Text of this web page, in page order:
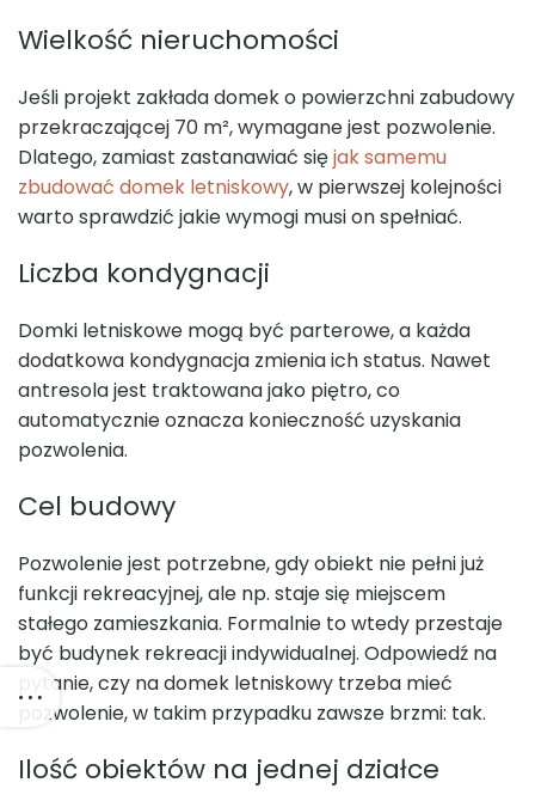
Wielkość nieruchomości
Jeśli projekt zakłada domek o powierzchni zabudowy
przekraczającej 70 m², wymagane jest pozwolenie.
Dlatego, zamiast zastanawiać sięjak samemu
zbudować domek letniskowy, w pierwszej kolejności
warto sprawdzić jakie wymogi musi on spełniać.
Liczba kondygnacji
Domki letniskowe mogą być parterowe, a każda
dodatkowa kondygnacja zmienia ich status. Nawet
antresola jest traktowana jako piętro, co
automatycznie oznacza konieczność uzyskania
pozwolenia.
Cel budowy
Pozwolenie jest potrzebne, gdy obiekt nie pełni już
funkcji rekreacyjnej, ale np. staje się miejscem
stałego zamieszkania. Formalnie to wtedy przestaje
być budynek rekreacji indywidualnej. Odpowiedź na
pytanie, czy na domek letniskowy trzeba mieć
pozwolenie, w takim przypadku zawsze brzmi: tak.
Ilość obiektów na jednej działce